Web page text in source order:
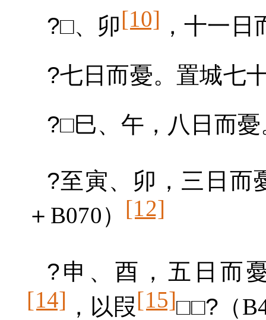
?□、卯[10] ，十一
?七日而憂。置城七
?□巳、午，八日而
?至寅、卯，三日而
＋ B070） [12]
?申、酉，五日而
[14] ，以叚[15]□□? （